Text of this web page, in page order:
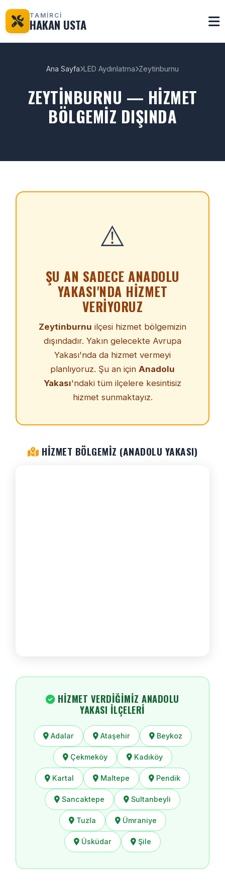
TAMİRCİ
HAKAN USTA
Ana Sayfa LED Aydınlatma Zeytinburnu
ZEYTINBURNU — HIZMET
BÖLGEMIZ DIŞINDA
⚠️
ŞU AN SADECE ANADOLU
YAKASI'NDA HIZMET
VERIYORUZ
Zeytinburnu ilçesi hizmet bölgemizin
dışındadır. Yakın gelecekte Avrupa
Yakası'nda da hizmet vermeyi
planlıyoruz. Şu an için Anadolu
Yakası'ndaki tüm ilçelere kesintisiz
hizmet sunmaktayız.
HIZMET BÖLGEMIZ (ANADOLU YAKASI)
HIZMET VERDIĞIMIZ ANADOLU
YAKASI İLÇELERI
Adalar Ataşehir Beykoz
Çekmeköy Kadıköy
Kartal Maltepe Pendik
Sancaktepe Sultanbeyli
Tuzla Ümraniye
Üsküdar Şile